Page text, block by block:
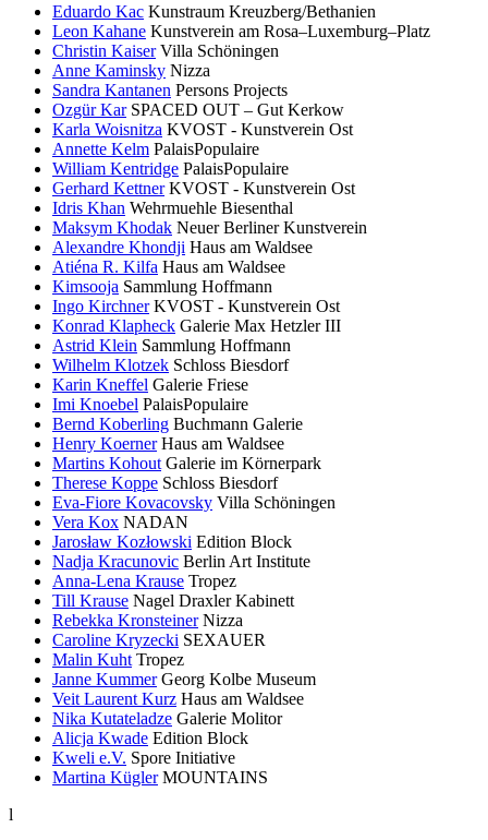
Eduardo Kac Kunstraum Kreuzberg/Bethanien
Leon Kahane Kunstverein am Rosa–Luxemburg–Platz
Christin Kaiser Villa Schöningen
Anne Kaminsky Nizza
Sandra Kantanen Persons Projects
Ozgür Kar SPACED OUT – Gut Kerkow
Karla Woisnitza KVOST - Kunstverein Ost
Annette Kelm PalaisPopulaire
William Kentridge PalaisPopulaire
Gerhard Kettner KVOST - Kunstverein Ost
Idris Khan Wehrmuehle Biesenthal
Maksym Khodak Neuer Berliner Kunstverein
Alexandre Khondji Haus am Waldsee
Atiéna R. Kilfa Haus am Waldsee
Kimsooja Sammlung Hoffmann
Ingo Kirchner KVOST - Kunstverein Ost
Konrad Klapheck Galerie Max Hetzler III
Astrid Klein Sammlung Hoffmann
Wilhelm Klotzek Schloss Biesdorf
Karin Kneffel Galerie Friese
Imi Knoebel PalaisPopulaire
Bernd Koberling Buchmann Galerie
Henry Koerner Haus am Waldsee
Martins Kohout Galerie im Körnerpark
Therese Koppe Schloss Biesdorf
Eva-Fiore Kovacovsky Villa Schöningen
Vera Kox NADAN
Jarosław Kozłowski Edition Block
Nadja Kracunovic Berlin Art Institute
Anna-Lena Krause Tropez
Till Krause Nagel Draxler Kabinett
Rebekka Kronsteiner Nizza
Caroline Kryzecki SEXAUER
Malin Kuht Tropez
Janne Kummer Georg Kolbe Museum
Veit Laurent Kurz Haus am Waldsee
Nika Kutateladze Galerie Molitor
Alicja Kwade Edition Block
Kweli e.V. Spore Initiative
Martina Kügler MOUNTAINS
l